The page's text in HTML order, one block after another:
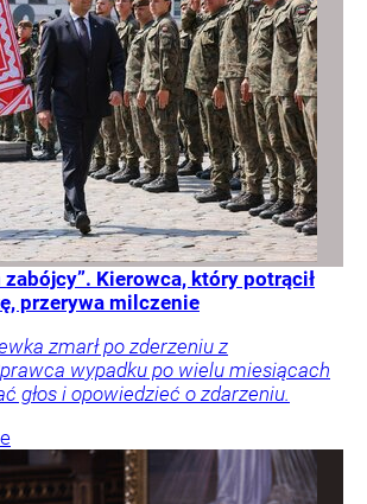
zabójcy”. Kierowca, który potrącił
przerywa milczenie
zmarł po zderzeniu z
wypadku po wielu miesiącach
głos i opowiedzieć o zdarzeniu.